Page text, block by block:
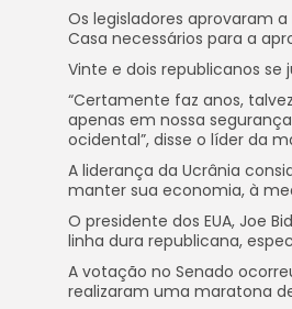
Os legisladores aprovaram
Casa necessários para a
Vinte e dois republicanos
“Certamente faz anos,
apenas em nossa
ocidental”, disse o líder da
A liderança da Ucrânia
manter sua economia, à
O presidente dos EUA, Joe
linha dura republicana,
A votação no Senado
realizaram uma maratona